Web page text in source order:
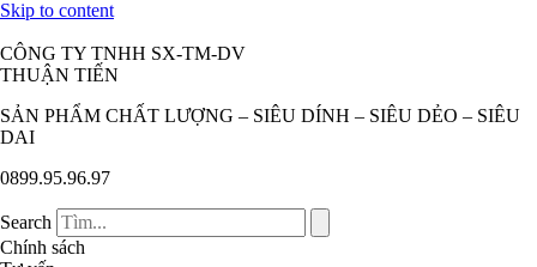
Skip to content
CÔNG TY TNHH SX-TM-DV
THUẬN TIẾN
SẢN PHẨM CHẤT LƯỢNG – SIÊU DÍNH – SIÊU DẺO – SIÊU
DAI
0899.95.96.97
Search
Chính sách